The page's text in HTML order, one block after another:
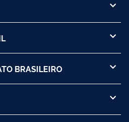
BRASILEIRO